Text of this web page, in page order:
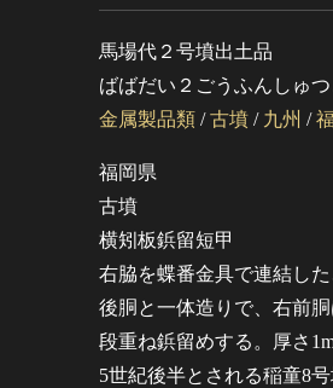
馬場代２号墳出土品
ばばだい２ごうふんしゅ
金属製品類 /古墳 / 九州 /
福岡県
古墳
横矧板鋲留短甲
右脇を蝶番金具で連結し
後胴と一体造りで、右前
段重ね鋲留めする。厚さ
5世紀後半とされる稲童8